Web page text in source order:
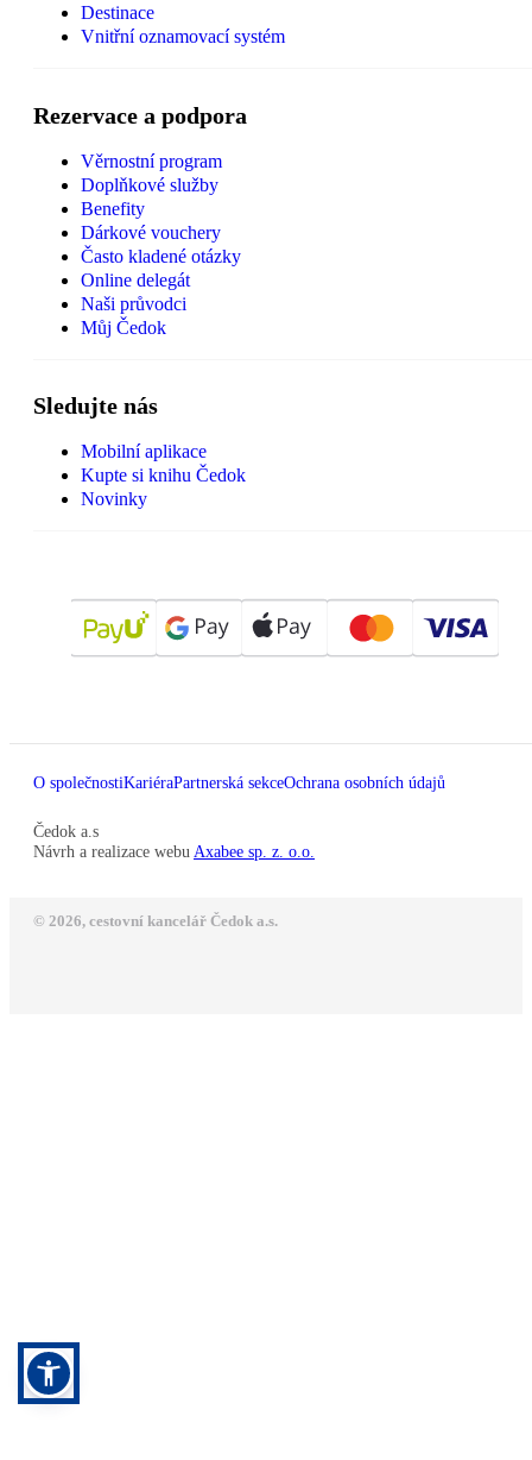
Destinace
Vnitřní oznamovací systém
Rezervace a podpora
Věrnostní program
Doplňkové služby
Benefity
Dárkové vouchery
Často kladené otázky
Online delegát
Naši průvodci
Můj Čedok
Sledujte nás
Mobilní aplikace
Kupte si knihu Čedok
Novinky
O společnostiKariéraPartnerská sekceOchrana osobních údajů
Čedok a.s
Návrh a realizace webu Axabee sp. z. o.o.
© 2026, cestovní kancelář Čedok a.s.